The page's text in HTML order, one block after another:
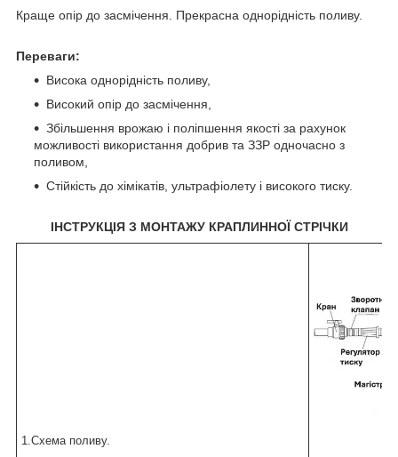
Краще опір до засмічення. Прекрасна однорідність поливу.
Переваги:
Висока однорідність поливу,
Високий опір до засмічення,
Збільшення врожаю і поліпшення якості за рахунок
можливості використання добрив та ЗЗР одночасно з
поливом,
Стійкість до хімікатів, ультрафіолету і високого тиску.
ІНСТРУКЦІЯ З МОНТАЖУ КРАПЛИННОЇ СТРІЧКИ
1.Схема поливу.